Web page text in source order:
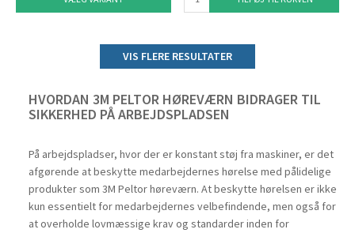
VIS FLERE RESULTATER
HVORDAN 3M PELTOR HØREVÆRN BIDRAGER TIL
SIKKERHED PÅ ARBEJDSPLADSEN
På arbejdspladser, hvor der er konstant støj fra maskiner, er det
afgørende at beskytte medarbejdernes hørelse med pålidelige
produkter som 3M Peltor høreværn. At beskytte hørelsen er ikke
kun essentielt for medarbejdernes velbefindende, men også for
at overholde lovmæssige krav og standarder inden for